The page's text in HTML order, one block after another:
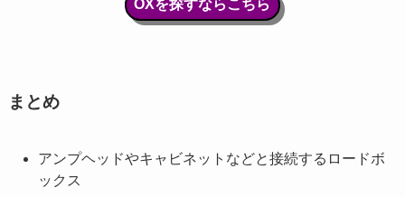
OXを探すならこちら
まとめ
アンプヘッドやキャビネットなどと接続するロードボ
ックス